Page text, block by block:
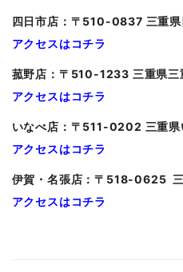
四日市店：〒510-0837 三重
アクセスはコチラ
菰野店：〒510-1233 三重県
アクセスはコチラ
いなべ店：〒511-0202 三重
アクセスはコチラ
伊賀・名張店：〒518-0625
アクセスはコチラ